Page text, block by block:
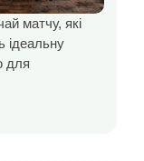
матчу, які
ідеальну
для